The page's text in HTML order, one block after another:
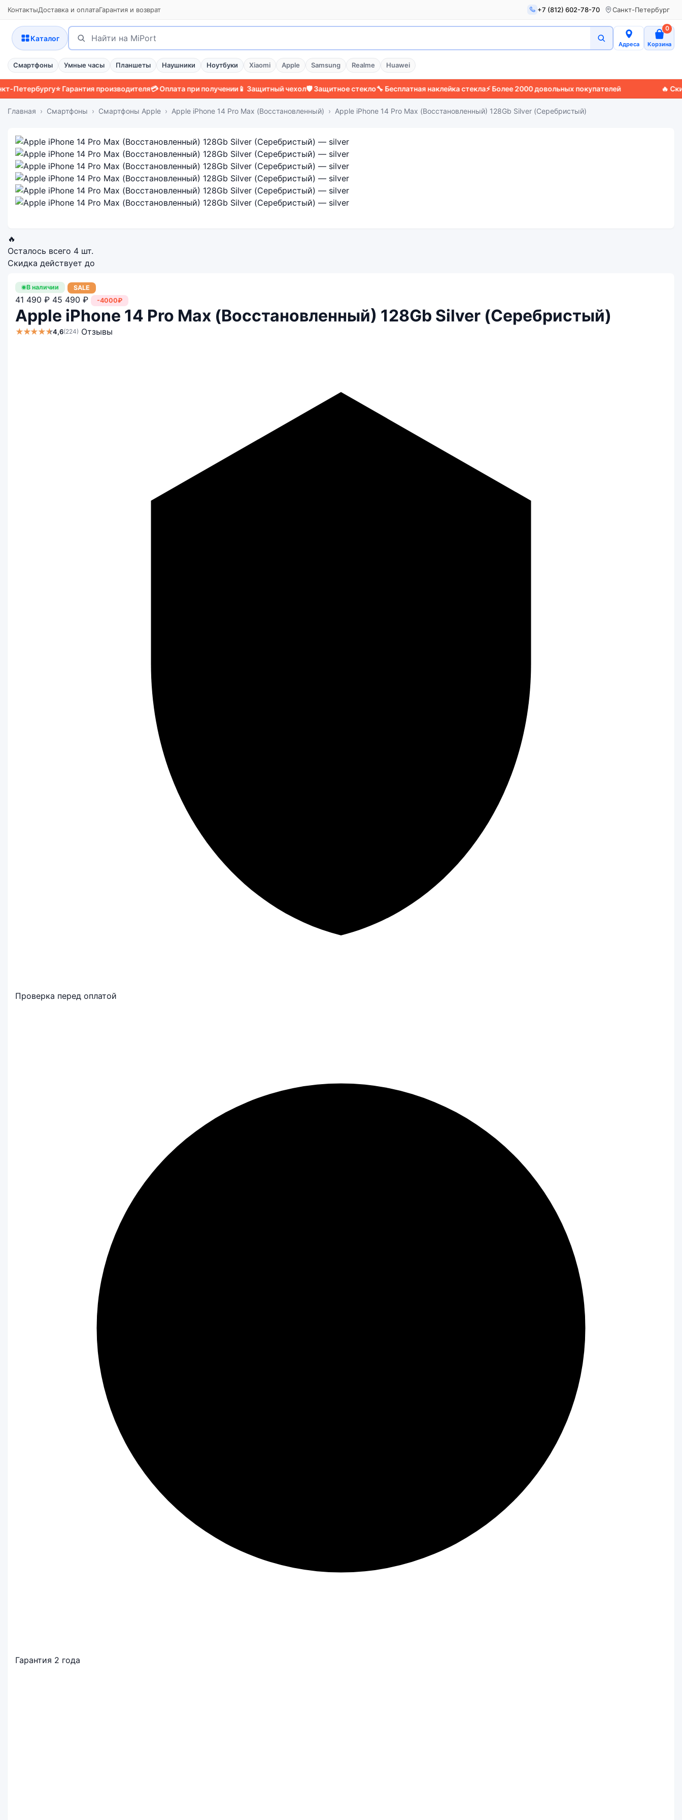
КонтактыДоставка и оплатаГарантия и возврат +7 (812) 602-78-70 Санкт-Петербург
Каталог
Поиск
Найти
Адреса Корзина
0
Смартфоны Умные часы Планшеты Наушники Ноутбуки Xiaomi Apple Samsung Realme Huawei
⭐ Гарантия производителя💳 Оплата при получении📱 Защитный чехол🛡️ Защитное стекло🔧 Бесплатная наклейка стекла⚡ Более 2000 довольных покупателей 🔥 Скидки
Главная Смартфоны Смартфоны Apple Apple iPhone 14 Pro Max (Восстановленный) Apple iPhone 14 Pro Max (Восстановленный) 128Gb Silver (Серебристый)
🔥
Осталось всего 4 шт.
Скидка действует до
В наличии SALE
41 490 ₽ 45 490 ₽ -4000₽
Apple iPhone 14 Pro Max (Восстановленный) 128Gb Silver (Серебристый)
★★★★★4,6(224) Отзывы
Проверка перед оплатой
Гарантия 2 года